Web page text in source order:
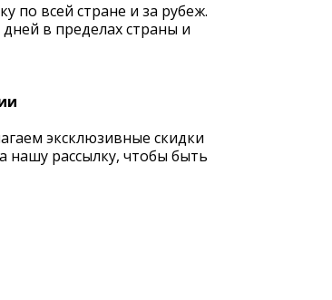
по всей стране и за рубеж.
в пределах страны и
эксклюзивные скидки
нашу рассылку, чтобы быть